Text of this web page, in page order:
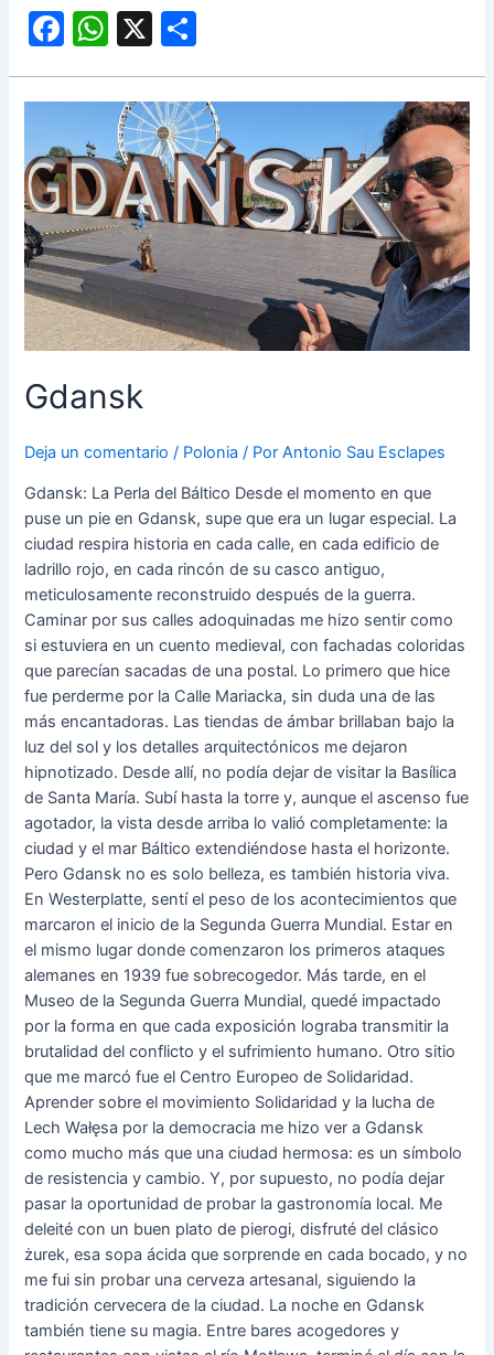
F
c
e
b
o
o
k
W
at
s
A
p
p
X
m
p
ar
tir
Gdansk
Deja un comentario / Polonia / PorAntonio Sau Esclapes
Gdansk: La Perla del Báltico Desde el momento en que
puse un pie en Gdansk, supe que era un lugar especial. La
ciudad respira historia en cada calle, en cada edificio de
ladrillo rojo, en cada rincón de su casco antiguo,
meticulosamente reconstruido después de la guerra.
Caminar por sus calles adoquinadas me hizo sentir como
si estuviera en un cuento medieval, con fachadas coloridas
que parecían sacadas de una postal. Lo primero que hice
fue perderme por la Calle Mariacka, sin duda una de las
más encantadoras. Las tiendas de ámbar brillaban bajo la
luz del sol y los detalles arquitectónicos me dejaron
hipnotizado. Desde allí, no podía dejar de visitar la Basílica
de Santa María. Subí hasta la torre y, aunque el ascenso fue
agotador, la vista desde arriba lo valió completamente: la
ciudad y el mar Báltico extendiéndose hasta el horizonte.
Pero Gdansk no es solo belleza, es también historia viva.
En Westerplatte, sentí el peso de los acontecimientos que
marcaron el inicio de la Segunda Guerra Mundial. Estar en
el mismo lugar donde comenzaron los primeros ataques
alemanes en 1939 fue sobrecogedor. Más tarde, en el
Museo de la Segunda Guerra Mundial, quedé impactado
por la forma en que cada exposición lograba transmitir la
brutalidad del conflicto y el sufrimiento humano. Otro sitio
que me marcó fue el Centro Europeo de Solidaridad.
Aprender sobre el movimiento Solidaridad y la lucha de
Lech Wałęsa por la democracia me hizo ver a Gdansk
como mucho más que una ciudad hermosa: es un símbolo
de resistencia y cambio. Y, por supuesto, no podía dejar
pasar la oportunidad de probar la gastronomía local. Me
deleité con un buen plato de pierogi, disfruté del clásico
żurek, esa sopa ácida que sorprende en cada bocado, y no
me fui sin probar una cerveza artesanal, siguiendo la
tradición cervecera de la ciudad. La noche en Gdansk
también tiene su magia. Entre bares acogedores y